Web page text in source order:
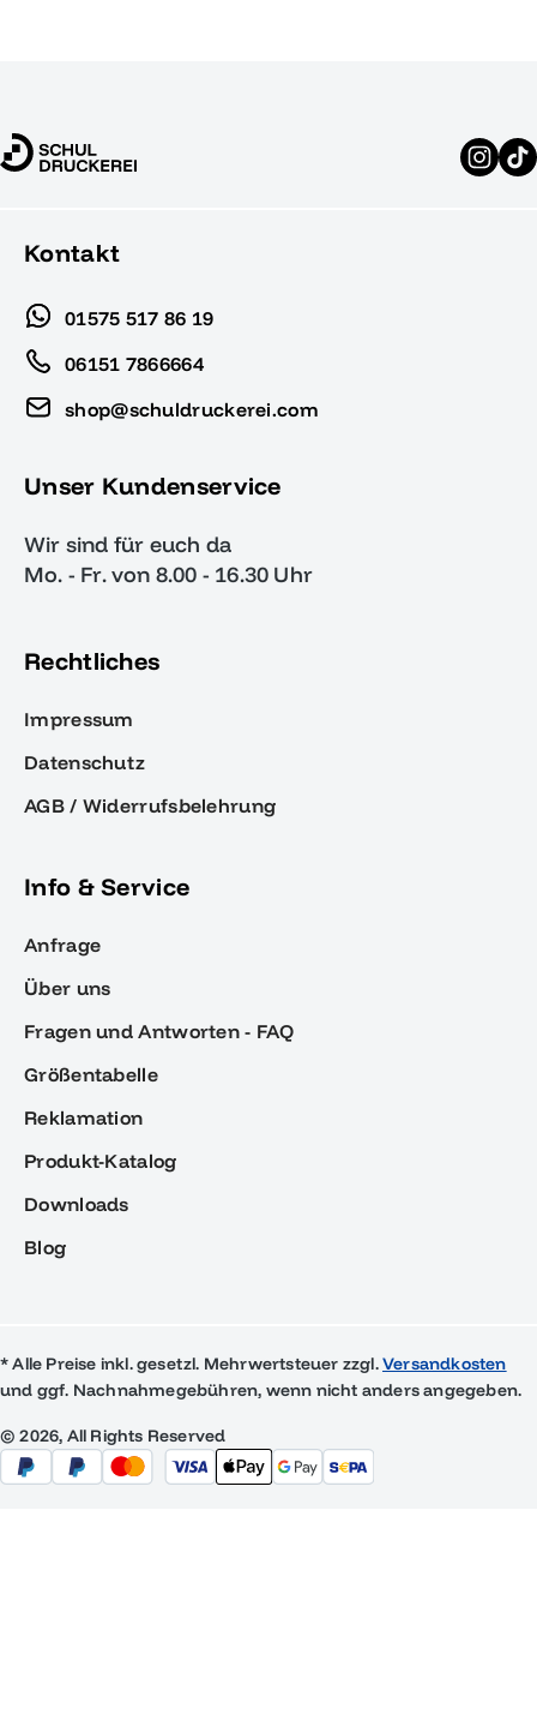
Kontakt
01575 517 86 19
06151 7866664
shop@schuldruckerei.com
Unser Kundenservice
Wir sind für euch da
Mo. - Fr. von 8.00 - 16.30 Uhr
Rechtliches
Impressum
Datenschutz
AGB / Widerrufsbelehrung
Info & Service
Anfrage
Über uns
Fragen und Antworten - FAQ
Größentabelle
Reklamation
Produkt-Katalog
Downloads
Blog
* Alle Preise inkl. gesetzl. Mehrwertsteuer zzgl.Versandkosten
und ggf. Nachnahmegebühren, wenn nicht anders angegeben.
© 2026, All Rights Reserved